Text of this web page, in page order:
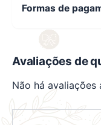
Formas de
Avaliações de
Não há avaliações